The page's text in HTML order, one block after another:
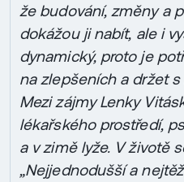
že budování, změny a
dokážou ji nabít, ale i
dynamický, proto je
na zlepšeních a držet
Mezi zájmy Lenky
lékařského prostředí,
a v zimě lyže. V životě
„Nejjednodušší a